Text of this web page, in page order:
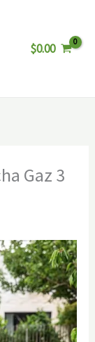
$0.00
Gaz 3